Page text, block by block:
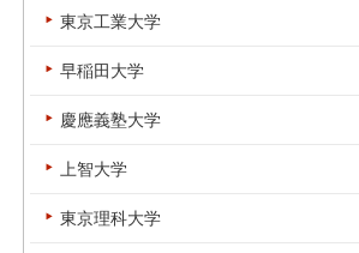
東京工業大学
早稲田大学
慶應義塾大学
上智大学
東京理科大学